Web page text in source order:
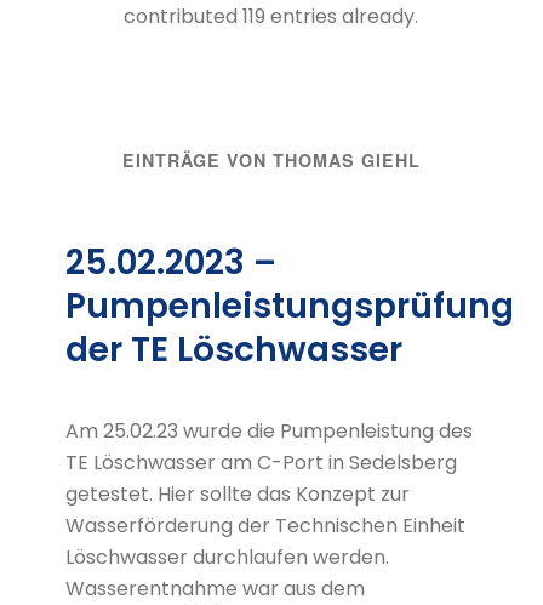
contributed 119 entries already.
EINTRÄGE VON THOMAS GIEHL
25.02.2023 –
Pumpenleistungsprüfung
der TE Löschwasser
Am 25.02.23 wurde die Pumpenleistung des
TE Löschwasser am C-Port in Sedelsberg
getestet. Hier sollte das Konzept zur
Wasserförderung der Technischen Einheit
Löschwasser durchlaufen werden.
Wasserentnahme war aus dem